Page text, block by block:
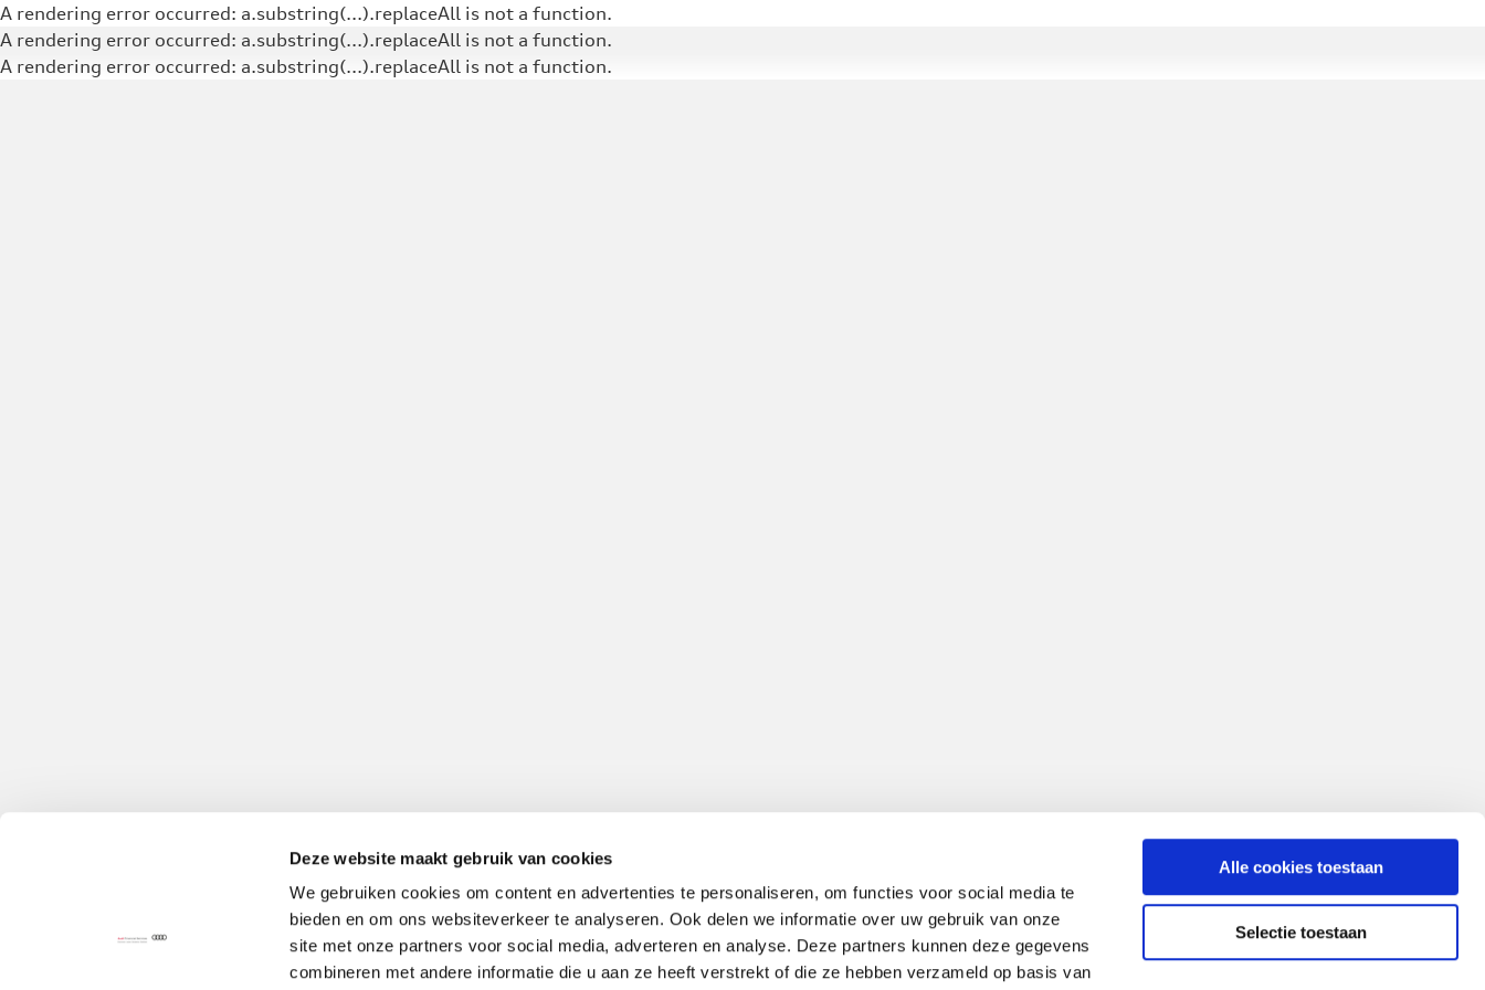
Deze website maakt gebruik van cookies
We gebruiken cookies om content en advertenties te personaliseren, om functies voor social media te
bieden en om ons websiteverkeer te analyseren. Ook delen we informatie over uw gebruik van onze
site met onze partners voor social media, adverteren en analyse. Deze partners kunnen deze gegevens
combineren met andere informatie die u aan ze heeft verstrekt of die ze hebben verzameld op basis van
Alle cookies toestaan
Selectie toestaan
A rendering error occurred: a.substring(...).replaceAll is not a function.
A rendering error occurred: a.substring(...).replaceAll is not a function.
A rendering error occurred: a.substring(...).replaceAll is not a function.